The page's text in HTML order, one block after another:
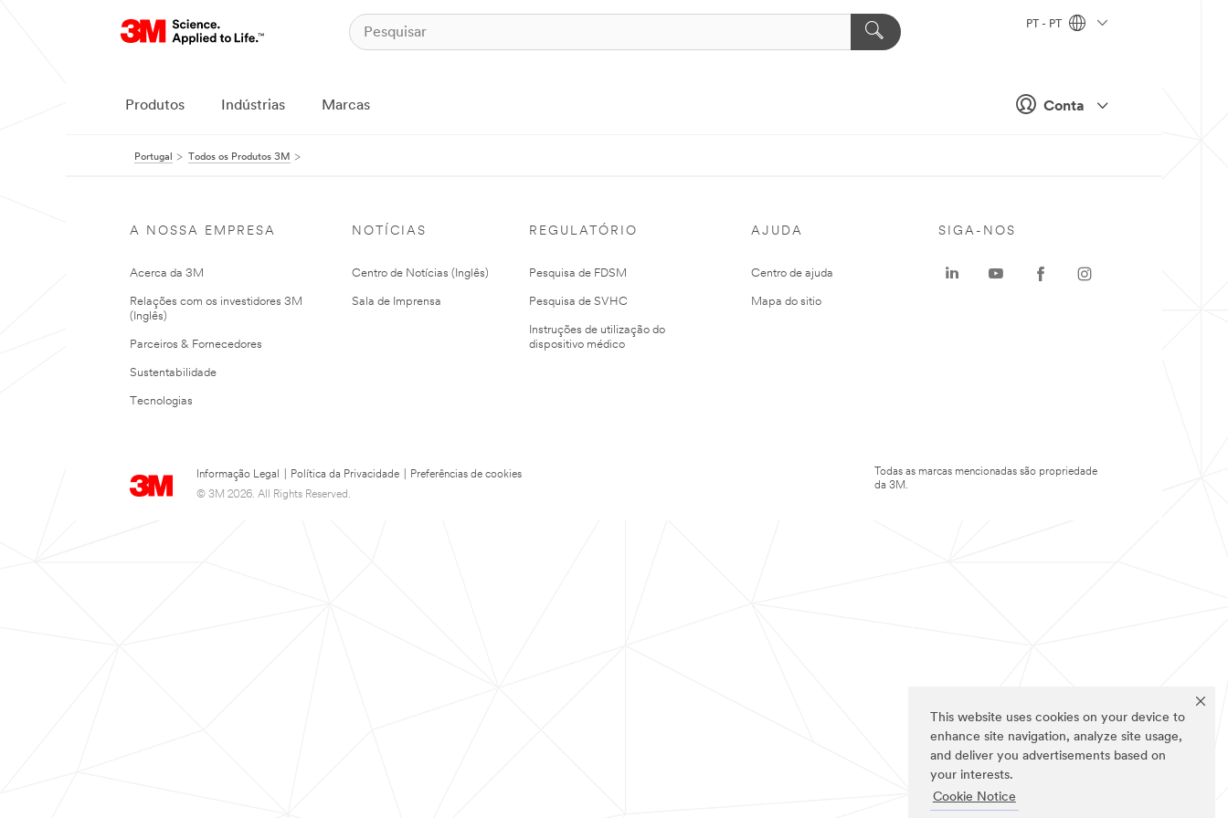
This website uses cookies on your device to
enhance site navigation, analyze site usage,
and deliver you advertisements based on
your interests.
Cookie Notice
Conta
PT - PT
Produtos Indústrias Marcas
Portugal Todos os Produtos 3M
A NOSSA EMPRESA
Acerca da 3M
Relações com os investidores 3M
(Inglês)
Parceiros & Fornecedores
Sustentabilidade
Tecnologias
NOTÍCIAS
Centro de Notícias (Inglês)
Sala de Imprensa
REGULATÓRIO
Pesquisa de FDSM
Pesquisa de SVHC
Instruções de utilização do
dispositivo médico
AJUDA
Centro de ajuda
Mapa do sitio
Informação Legal Política da Privacidade
Preferências de cookies
© 3M 2026. All Rights Reserved.
SIGA-NOS
Todas as marcas mencionadas são propriedade
da 3M.